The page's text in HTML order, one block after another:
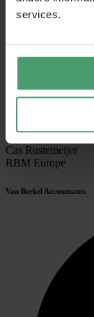
services.
"Sinds ik klant
week op de
adviserende functie."
Cas Rustemeijer
RBM Europe
Van Berkel Accountants